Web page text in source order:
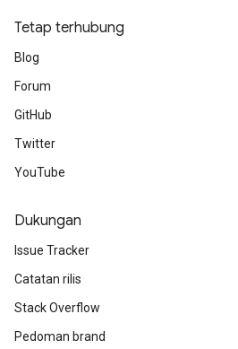
Tetap terhubung
Blog
Forum
GitHub
Twitter
YouTube
Dukungan
Issue Tracker
Catatan rilis
Stack Overflow
Pedoman brand